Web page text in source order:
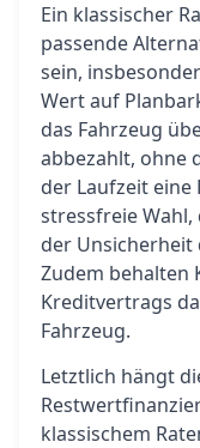
Ein klassischer
passende
sein,
Wert auf
das Fahrzeug
abbezahlt, ohne
der Laufzeit eine
stressfreie Wahl,
der Unsicherheit
Zudem behalten
Kreditvertrags
Fahrzeug.
Letztlich hängt
klassischem